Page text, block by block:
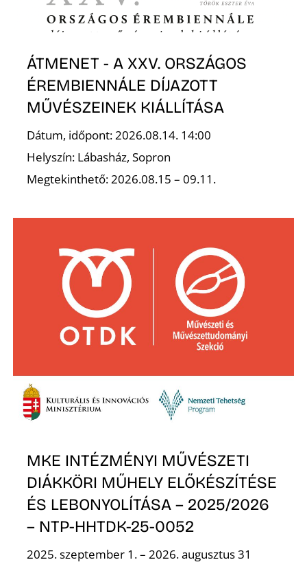
ÁTMENET - A XXV. ORSZÁGOS
ÉREMBIENNÁLE DÍJAZOTT
MŰVÉSZEINEK KIÁLLÍTÁSA
Dátum, időpont: 2026.08.14. 14:00
Helyszín: Lábasház, Sopron
Megtekinthető: 2026.08.15 – 09.11.
MKE INTÉZMÉNYI MŰVÉSZETI
DIÁKKÖRI MŰHELY ELŐKÉSZÍTÉSE
ÉS LEBONYOLÍTÁSA – 2025/2026
– NTP-HHTDK-25-0052
2025. szeptember 1. – 2026. augusztus 31